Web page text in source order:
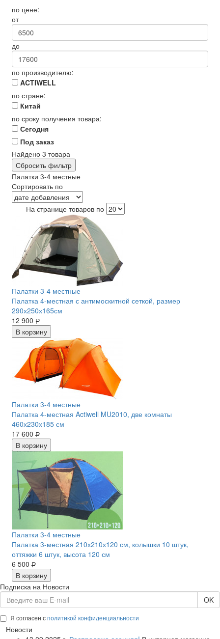
по цене:
от
до
по производителю:
ACTIWELL
по стране:
Китай
по сроку получения товара:
Сегодня
Под заказ
Найдено 3 товара
Сбросить фильтр
Палатки 3-4 местные
Сортировать по
На странице товаров по
Палатки 3-4 местные
Палатка 4-местная с антимоскитной сеткой, размер
290х250х165см
12 900 Р
В корзину
Палатки 3-4 местные
Палатка 4-местная Actiwell MU2010, две комнаты
460х230х185 см
17 600 Р
В корзину
Палатки 3-4 местные
Палатка 3-местная 210х210х120 см, колышки 10 штук,
оттяжки 6 штук, высота 120 см
6 500 Р
В корзину
Подписка на Новости
OK
Я согласен сполитикой конфиденциальности
Новости